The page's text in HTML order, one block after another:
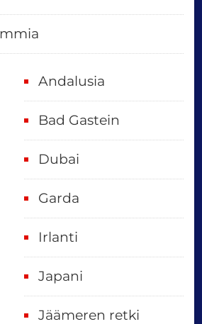
Andalusia
Bad Gastein
Dubai
Garda
Irlanti
Japani
Jäämeren retki